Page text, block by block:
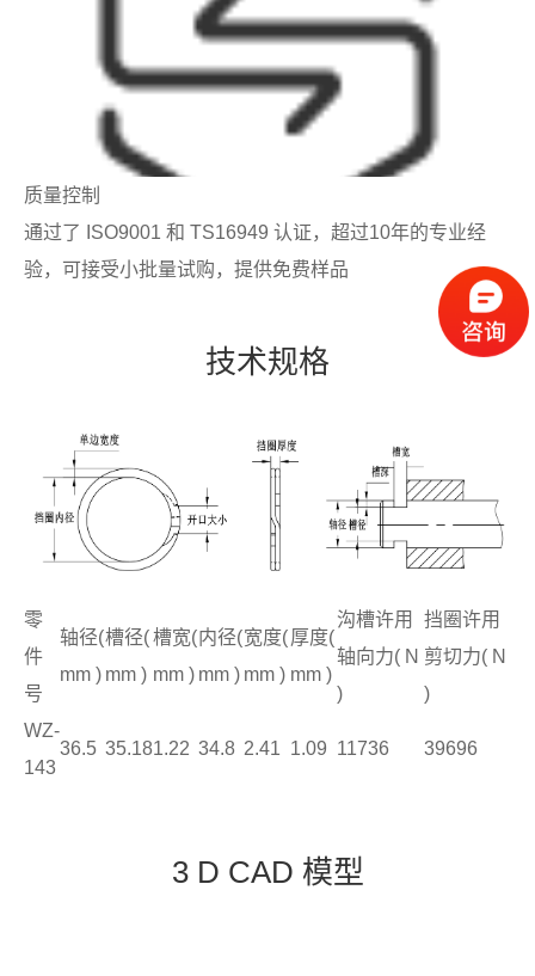
质量控制
通过了 ISO9001 和 TS16949 认证，超过10年的专业经
验，可接受小批量试购，提供免费样品
技术规格
零
件
号
轴径(
mm )
槽径(
mm )
槽宽(
mm )
内径(
mm )
宽度(
mm )
厚度(
mm )
沟槽许用
轴向力( N
)
挡圈许用
剪切力( N
)
WZ-
143
36.5 35.181.22 34.8 2.41 1.09 11736 39696
3 D CAD 模型